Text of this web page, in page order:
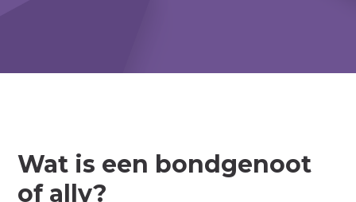
Wat is een bondgenoot
of ally?